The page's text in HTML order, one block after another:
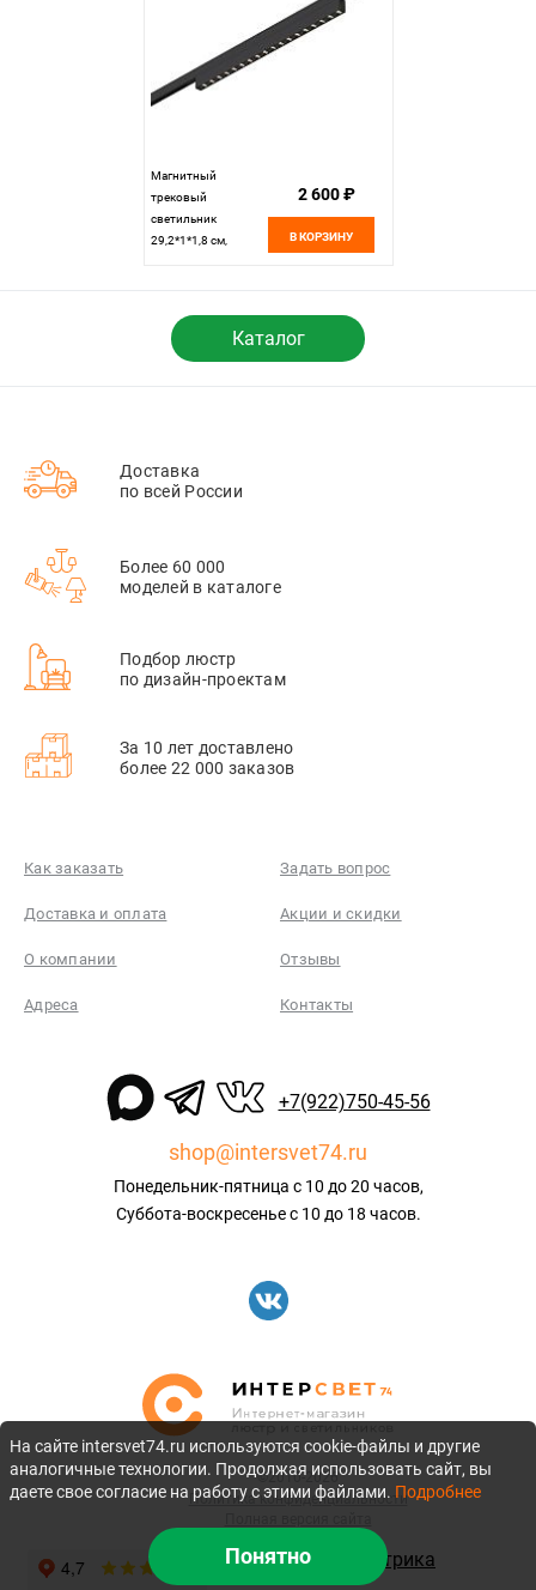
Магнитный
трековый
светильник
29,2*1*1,8 см,
черный
2 600 ₽
В КОРЗИНУ
Каталог
Доставка
по всей России
Более 60 000
моделей в каталоге
Подбор люстр
по дизайн-проектам
За 10 лет доставлено
более 22 000 заказов
Как заказать Задать вопрос
Доставка и оплата Акции и скидки
О компании Отзывы
Адреса Контакты
+7(922)750-45-56
shop@intersvet74.ru
Понедельник-пятница с 10 до 20 часов,
Суббота-воскресенье с 10 до 18 часов.
©2010-2026
Политика конфиденциальности
На сайте intersvet74.ru используются cookie-файлы и другие
аналогичные технологии. Продолжая использовать сайт, вы
даете свое согласие на работу с этими файлами. Подробнее
Понятно